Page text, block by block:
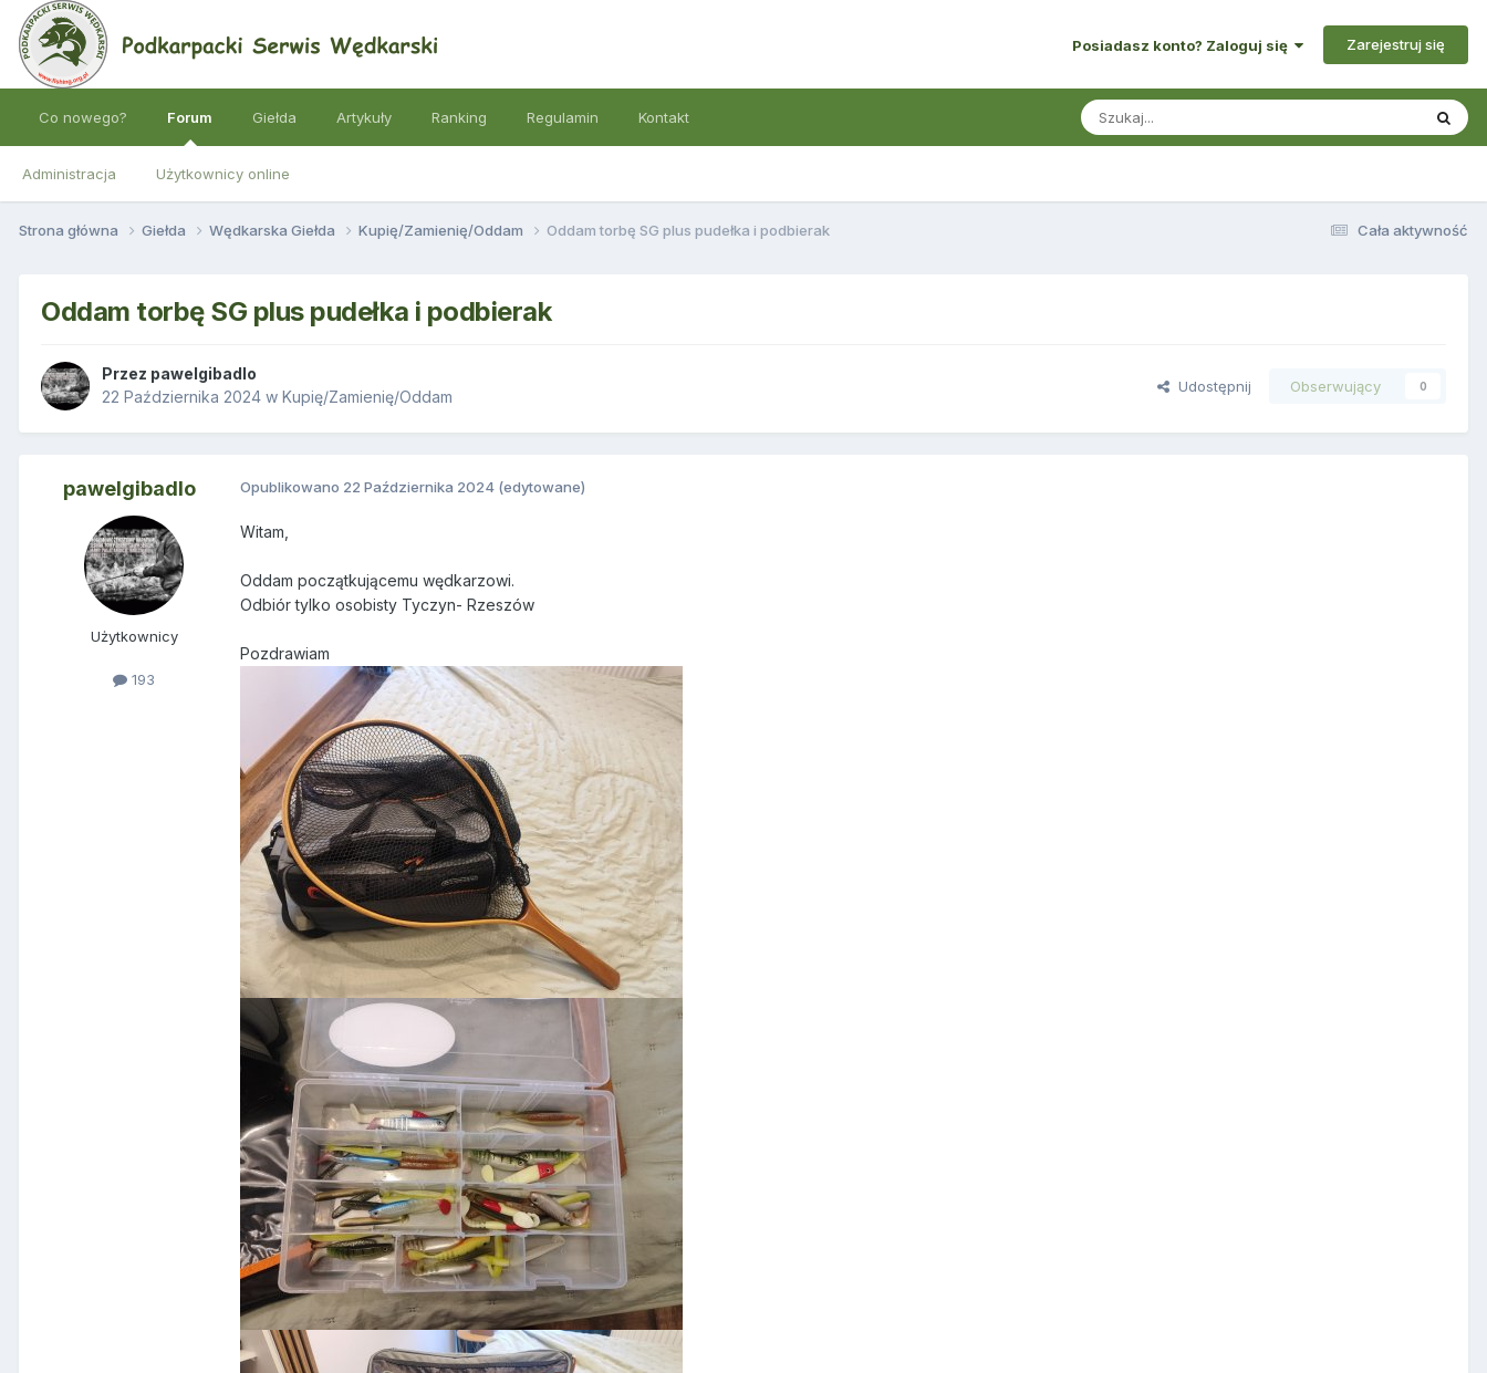
Posiadasz konto? Zaloguj się Zarejestruj się
Co nowego? Forum
Administracja Użytkownicy online
Giełda Artykuły Ranking Regulamin Kontakt
Cała aktywność
Strona główna Giełda Wędkarska Giełda Kupię/Zamienię/Oddam Oddam torbę SG plus pudełka i podbierak
Oddam torbę SG plus pudełka i podbierak
Przez pawelgibadlo
22 Października 2024 w Kupię/Zamienię/Oddam
Udostępnij Obserwujący 0
pawelgibadlo
Użytkownicy
193
Opublikowano 22 Października 2024 (edytowane)
Witam,
Oddam początkującemu wędkarzowi.
Odbiór tylko osobisty Tyczyn- Rzeszów
Pozdrawiam